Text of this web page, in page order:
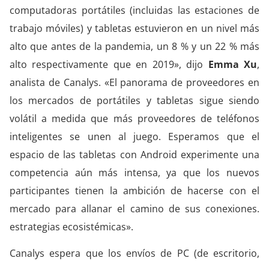
computadoras portátiles (incluidas las estaciones de
trabajo móviles) y tabletas estuvieron en un nivel más
alto que antes de la pandemia, un 8 % y un 22 % más
alto respectivamente que en 2019», dijo Emma Xu,
analista de Canalys. «El panorama de proveedores en
los mercados de portátiles y tabletas sigue siendo
volátil a medida que más proveedores de teléfonos
inteligentes se unen al juego. Esperamos que el
espacio de las tabletas con Android experimente una
competencia aún más intensa, ya que los nuevos
participantes tienen la ambición de hacerse con el
mercado para allanar el camino de sus conexiones.
estrategias ecosistémicas».
Canalys espera que los envíos de PC (de escritorio,